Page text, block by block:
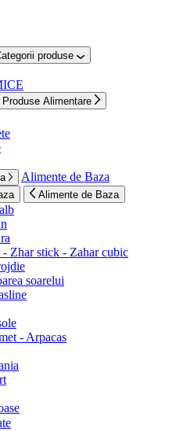
produse
Produse Alimentare
Alimente de Baza
Alimente de Baza
Zhar stick - Zahar cubic
soarelui
- Arpacas